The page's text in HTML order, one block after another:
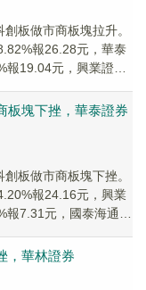
板做市商板塊拉升。
報26.28元，華泰
19.04元，興業證券
板塊下挫，華泰證券
板做市商板塊下挫。
報24.16元，興業
報7.31元，國泰海通
，華林證券